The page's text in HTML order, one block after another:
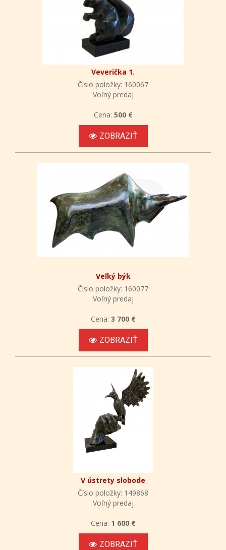
Veverička 1.
Číslo položky: 160067
Voľný predaj
Cena: 500 €
ZOBRAZIŤ
Veľký býk
Číslo položky: 160077
Voľný predaj
Cena: 3 700 €
ZOBRAZIŤ
V ústrety slobode
Číslo položky: 149868
Voľný predaj
Cena: 1 600 €
ZOBRAZIŤ